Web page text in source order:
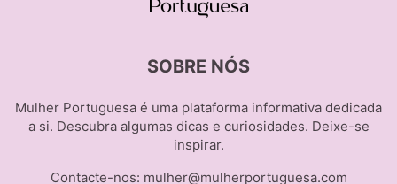
SOBRE NÓS
Mulher Portuguesa é uma plataforma informativa dedicada
a si. Descubra algumas dicas e curiosidades. Deixe-se
inspirar.
Contacte-nos: mulher@mulherportuguesa.com